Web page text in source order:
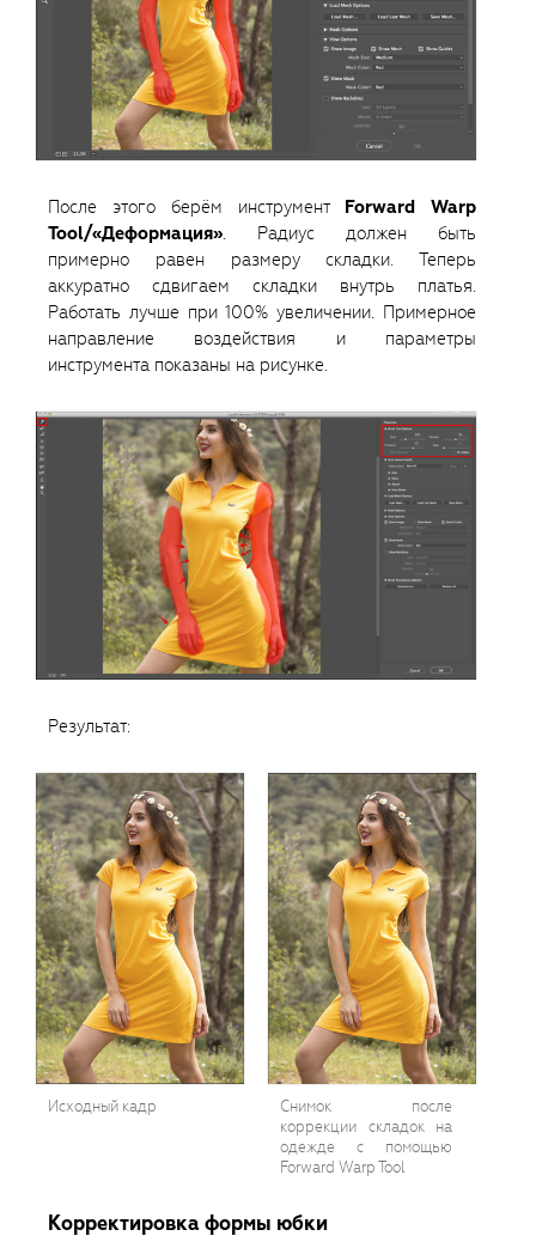
После этого берём инструмент Forward Warp
Tool/«Деформация». Радиус должен быть
примерно равен размеру складки. Теперь
аккуратно сдвигаем складки внутрь платья.
Работать лучше при 100% увеличении. Примерное
направление воздействия и параметры
инструмента показаны на рисунке.
Результат:
Исходный кадр
Снимок после
коррекции складок на
одежде с помощью
Forward Warp Tool
Корректировка формы юбки